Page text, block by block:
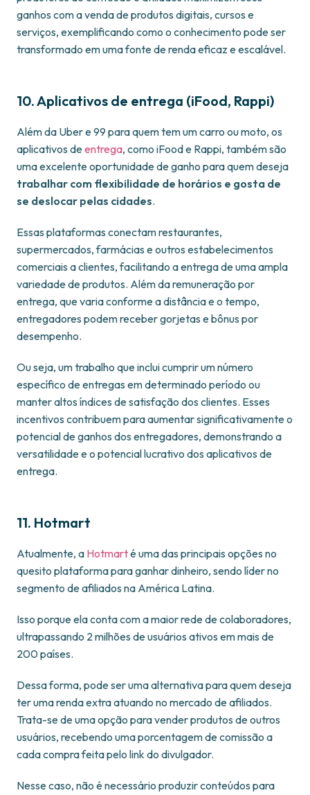
ganhos com a venda de produtos digitais, cursos e
serviços, exemplificando como o conhecimento pode ser
transformado em uma fonte de renda eficaz e escalável.
10. Aplicativos de entrega (iFood, Rappi)
Além da Uber e 99 para quem tem um carro ou moto, os
aplicativos deentrega, como iFood e Rappi, também são
uma excelente oportunidade de ganho para quem deseja
trabalhar com flexibilidade de horários e gosta de
se deslocar pelas cidades.
Essas plataformas conectam restaurantes,
supermercados, farmácias e outros estabelecimentos
comerciais a clientes, facilitando a entrega de uma ampla
variedade de produtos. Além da remuneração por
entrega, que varia conforme a distância e o tempo,
entregadores podem receber gorjetas e bônus por
desempenho.
Ou seja, um trabalho que inclui cumprir um número
específico de entregas em determinado período ou
manter altos índices de satisfação dos clientes. Esses
incentivos contribuem para aumentar significativamente o
potencial de ganhos dos entregadores, demonstrando a
versatilidade e o potencial lucrativo dos aplicativos de
entrega.
11. Hotmart
Atualmente, a Hotmarté uma das principais opções no
quesito plataforma para ganhar dinheiro, sendo líder no
segmento de afiliados na América Latina.
Isso porque ela conta com a maior rede de colaboradores,
ultrapassando 2 milhões de usuários ativos em mais de
200 países.
Dessa forma, pode ser uma alternativa para quem deseja
ter uma renda extra atuando no mercado de afiliados.
Trata-se de uma opção para vender produtos de outros
usuários, recebendo uma porcentagem de comissão a
cada compra feita pelo link do divulgador.
Nesse caso, não é necessário produzir conteúdos para